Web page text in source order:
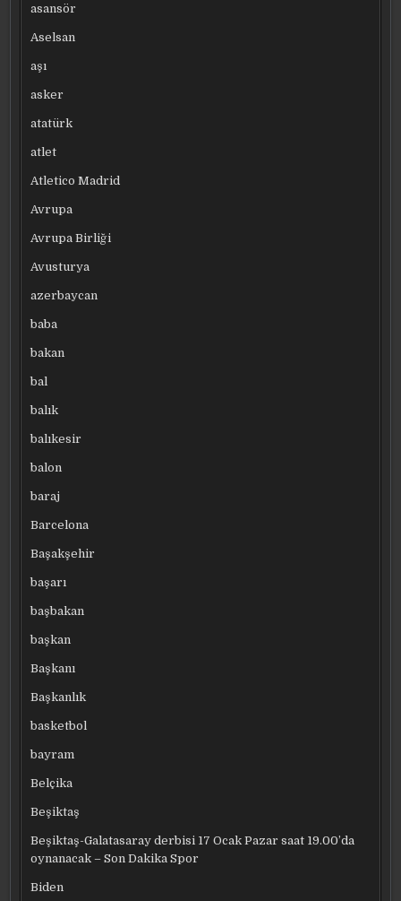
asansör
Aselsan
aşı
asker
atatürk
atlet
Atletico Madrid
Avrupa
Avrupa Birliği
Avusturya
azerbaycan
baba
bakan
bal
balık
balıkesir
balon
baraj
Barcelona
Başakşehir
başarı
başbakan
başkan
Başkanı
Başkanlık
basketbol
bayram
Belçika
Beşiktaş
Beşiktaş-Galatasaray derbisi 17 Ocak Pazar saat 19.00’da
oynanacak – Son Dakika Spor
Biden